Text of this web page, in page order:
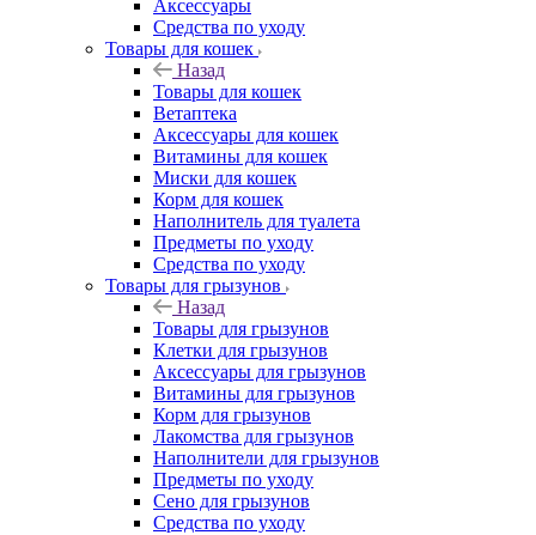
Аксессуары
Средства по уходу
Товары для кошек
Назад
Товары для кошек
Ветаптека
Аксессуары для кошек
Витамины для кошек
Миски для кошек
Корм для кошек
Наполнитель для туалета
Предметы по уходу
Средства по уходу
Товары для грызунов
Назад
Товары для грызунов
Клетки для грызунов
Аксессуары для грызунов
Витамины для грызунов
Корм для грызунов
Лакомства для грызунов
Наполнители для грызунов
Предметы по уходу
Сено для грызунов
Средства по уходу